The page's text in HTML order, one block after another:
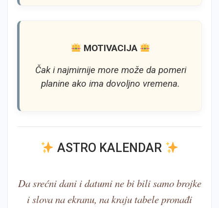
MOTIVACIJA
Čak i najmirnije more može da pomeri
planine ako ima dovoljno vremena.
ASTRO KALENDAR
Da srećni dani i datumi ne bi bili samo brojke
i slova na ekranu, na kraju tabele pronađi